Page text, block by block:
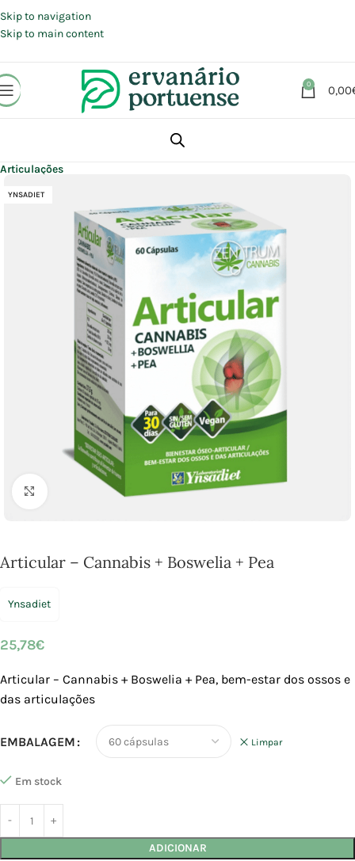
Skip to navigation
Skip to main content
0 0,00
Suplementos alimentares
Articulações
YNSADIET
Click to enlarge
Articular – Cannabis + Boswelia + Pea
Ynsadiet
25,78€
Articular – Cannabis + Boswelia + Pea, bem-estar dos ossos e
das articulações
EMBALAGEM Limpar
Em stock
ADICIONAR